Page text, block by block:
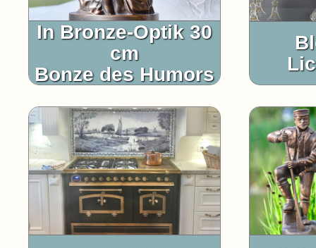
In Bronze-Optik 30
cm
Bonze des Humors